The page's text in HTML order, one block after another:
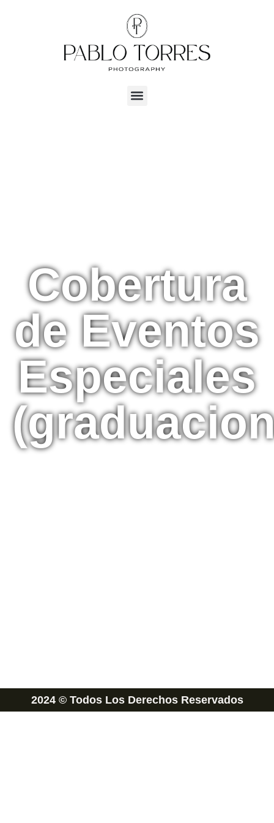
Cobertura
de Eventos
Especiales
2024 © Todos Los Derechos Reservados